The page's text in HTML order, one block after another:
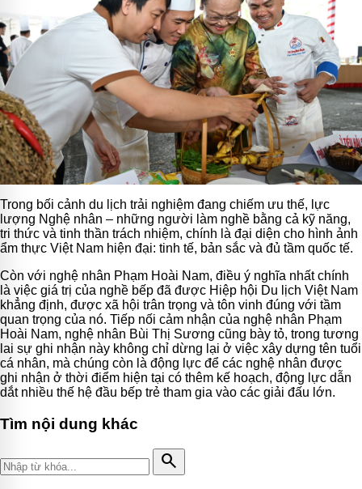
Trong bối cảnh du lịch trải nghiệm đang chiếm ưu thế, lực
lượng Nghệ nhân – những người làm nghề bằng cả kỹ năng,
tri thức và tinh thần trách nhiệm, chính là đại diện cho hình ảnh
ẩm thực Việt Nam hiện đại: tinh tế, bản sắc và đủ tầm quốc tế.
Còn với nghệ nhân Phạm Hoài Nam, điều ý nghĩa nhất chính
là việc giá trị của nghề bếp đã được Hiệp hội Du lịch Việt Nam
khẳng định, được xã hội trân trọng và tôn vinh đúng với tầm
quan trọng của nó. Tiếp nối cảm nhận của nghệ nhân Phạm
Hoài Nam, nghệ nhân Bùi Thị Sương cũng bày tỏ, trong tương
lai sự ghi nhận này không chỉ dừng lại ở việc xây dựng tên tuổi
cá nhân, mà chúng còn là động lực để các nghệ nhân được
ghi nhận ở thời điểm hiện tại có thêm kế hoạch, động lực dẫn
dắt nhiều thế hệ đầu bếp trẻ tham gia vào các giải đấu lớn.
Tìm nội dung khác
search